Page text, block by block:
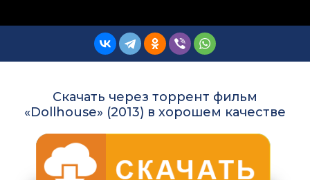
Скачать через торрент фильм
«Dollhouse» (2013) в хорошем качестве